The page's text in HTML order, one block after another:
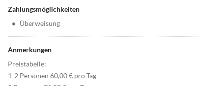
Zahlungsmöglichkeiten
• Überweisung
Anmerkungen
Preistabelle:
1-2 Personen 60,00 € pro Tag